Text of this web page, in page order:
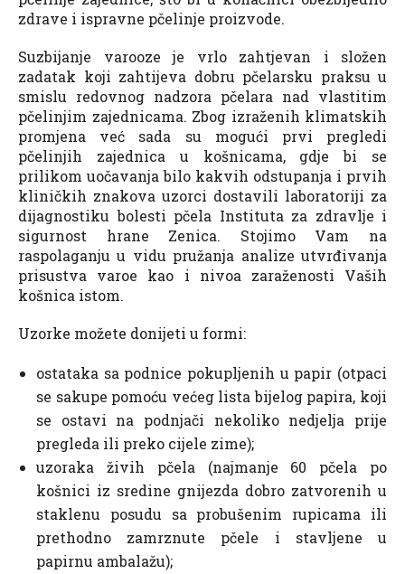
zdrave i ispravne pčelinje proizvode.
Suzbijanje varooze je vrlo zahtjevan i složen
zadatak koji zahtijeva dobru pčelarsku praksu u
smislu redovnog nadzora pčelara nad vlastitim
pčelinjim zajednicama. Zbog izraženih klimatskih
promjena već sada su mogući prvi pregledi
pčelinjih zajednica u košnicama, gdje bi se
prilikom uočavanja bilo kakvih odstupanja i prvih
kliničkih znakova uzorci dostavili laboratoriji za
dijagnostiku bolesti pčela Instituta za zdravlje i
sigurnost hrane Zenica. Stojimo Vam na
raspolaganju u vidu pružanja analize utvrđivanja
prisustva varoe kao i nivoa zaraženosti Vaših
košnica istom.
Uzorke možete donijeti u formi:
ostataka sa podnice pokupljenih u papir (otpaci
se sakupe pomoću većeg lista bijelog papira, koji
se ostavi na podnjači nekoliko nedjelja prije
pregleda ili preko cijele zime);
uzoraka živih pčela (najmanje 60 pčela po
košnici iz sredine gnijezda dobro zatvorenih u
staklenu posudu sa probušenim rupicama ili
prethodno zamrznute pčele i stavljene u
papirnu ambalažu);